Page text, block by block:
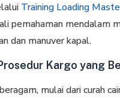
Training Loading
pemahaman mendalam
dan manuver kapal.
Kargo yang
mulai dari curah